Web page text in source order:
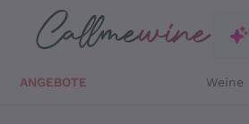
Zum Hauptinhalt springen
ANGEBOTE Weine